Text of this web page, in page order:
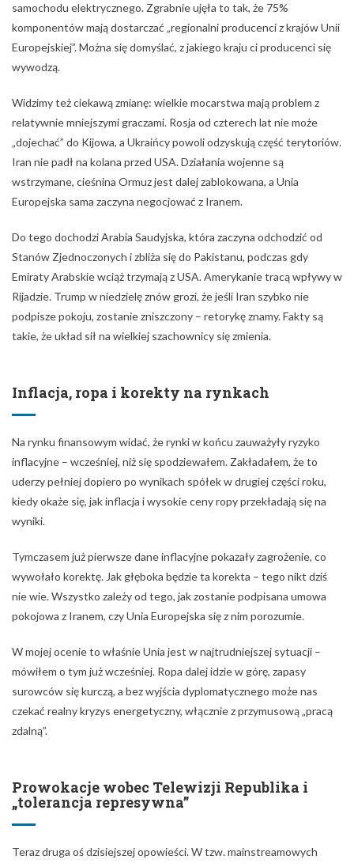
samochodu elektrycznego. Zgrabnie ujęła to tak, że 75%
komponentów mają dostarczać „regionalni producenci z krajów Unii
Europejskiej”. Można się domyślać, z jakiego kraju ci producenci się
wywodzą.
Widzimy też ciekawą zmianę: wielkie mocarstwa mają problem z
relatywnie mniejszymi graczami. Rosja od czterech lat nie może
„dojechać” do Kijowa, a Ukraińcy powoli odzyskują część terytoriów.
Iran nie padł na kolana przed USA. Działania wojenne są
wstrzymane, cieśnina Ormuz jest dalej zablokowana, a Unia
Europejska sama zaczyna negocjować z Iranem.
Do tego dochodzi Arabia Saudyjska, która zaczyna odchodzić od
Stanów Zjednoczonych i zbliża się do Pakistanu, podczas gdy
Emiraty Arabskie wciąż trzymają z USA. Amerykanie tracą wpływy w
Rijadzie. Trump w niedzielę znów grozi, że jeśli Iran szybko nie
podpisze pokoju, zostanie zniszczony – retorykę znamy. Fakty są
takie, że układ sił na wielkiej szachownicy się zmienia.
Inflacja, ropa i korekty na rynkach
Na rynku finansowym widać, że rynki w końcu zauważyły ryzyko
inflacyjne – wcześniej, niż się spodziewałem. Zakładałem, że to
uderzy pełniej dopiero po wynikach spółek w drugiej części roku,
kiedy okaże się, jak inflacja i wysokie ceny ropy przekładają się na
wyniki.
Tymczasem już pierwsze dane inflacyjne pokazały zagrożenie, co
wywołało korektę. Jak głęboka będzie ta korekta – tego nikt dziś
nie wie. Wszystko zależy od tego, jak zostanie podpisana umowa
pokojowa z Iranem, czy Unia Europejska się z nim porozumie.
W mojej ocenie to właśnie Unia jest w najtrudniejszej sytuacji –
mówiłem o tym już wcześniej. Ropa dalej idzie w górę, zapasy
surowców się kurczą, a bez wyjścia dyplomatycznego może nas
czekać realny kryzys energetyczny, włącznie z przymusową „pracą
zdalną”.
Prowokacje wobec Telewizji Republika i
„tolerancja represywna”
Teraz druga oś dzisiejszej opowieści. W tzw. mainstreamowych